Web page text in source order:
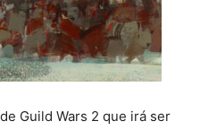
Guild Wars 2 que irá ser